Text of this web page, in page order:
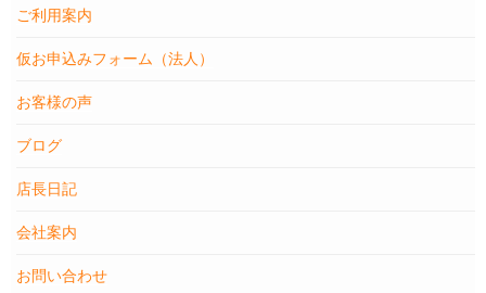
ご利用案内
仮お申込みフォーム（法人）
お客様の声
ブログ
店長日記
会社案内
お問い合わせ